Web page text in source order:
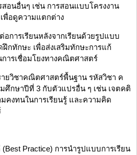
อนอื่นๆ เช่น การสอนแบบโครงงาน
พื่อดูความแตกต่าง
การเรียนหลังจากเรียนด้วยรูปแบบ
กทักษะ เพื่อส่งเสริมทักษะการแก้
ารเชื่อมโยงทางคณิตศาสตร์
ายวิชาคณิตศาสตร์พื้นฐาน รหัสวิชา ค
ศึกษาปีที่ 3 กับตัวแปรอื่น ๆ เช่น เจตคติ
งทนในการเรียนรู้ และความคิด
Practice) การนำรูปแบบการเรียน